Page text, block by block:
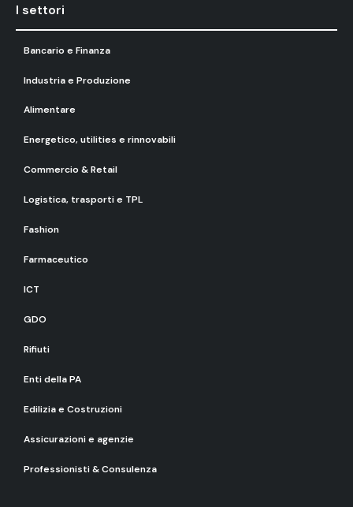
I settori
Bancario e Finanza
Industria e Produzione
Alimentare
Energetico, utilities e rinnovabili
Commercio & Retail
Logistica, trasporti e TPL
Fashion
Farmaceutico
ICT
GDO
Rifiuti
Enti della PA
Edilizia e Costruzioni
Assicurazioni e agenzie
Professionisti & Consulenza